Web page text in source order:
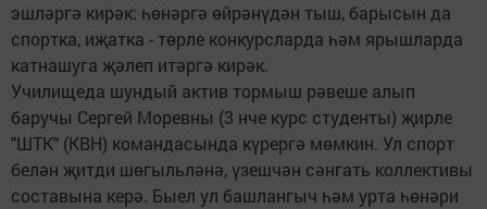
эшләргә кирәк: һөнәргә өйрәнүдән тыш, барысын да
спортка, иҗатка - төрле конкурсларда һәм ярышларда
катнашуга җәлеп итәргә кирәк.
Училищеда шундый актив тормыш рәвеше алып
баручы Сергей Моревны (3 нче курс студенты) җирле
"ШТК" (КВН) командасында күрергә мөмкин. Ул спорт
белән җитди шөгыльләнә, үзешчән сәнгать коллективы
составына керә. Быел ул башлангыч һәм урта һөнәри